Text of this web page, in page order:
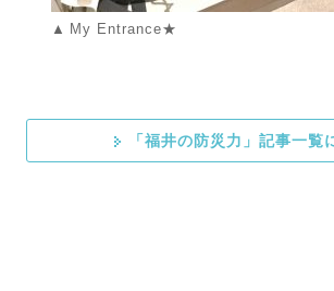
My Entrance★
「福井の防災力」記事一覧